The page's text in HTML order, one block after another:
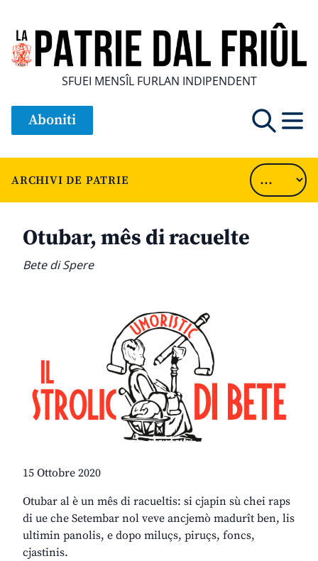
SFUEI MENSÎL FURLAN INDIPENDENT
Aboniti
ARCHIVI DE PATRIE
Otubar, mês di racuelte
Bete di Spere
15 Ottobre 2020
Otubar al è un mês di racueltis: si cjapin sù chei raps
di ue che Setembar nol veve ancjemò madurît ben, lis
ultimin panolis, e dopo miluçs, piruçs, foncs,
cjastinis.